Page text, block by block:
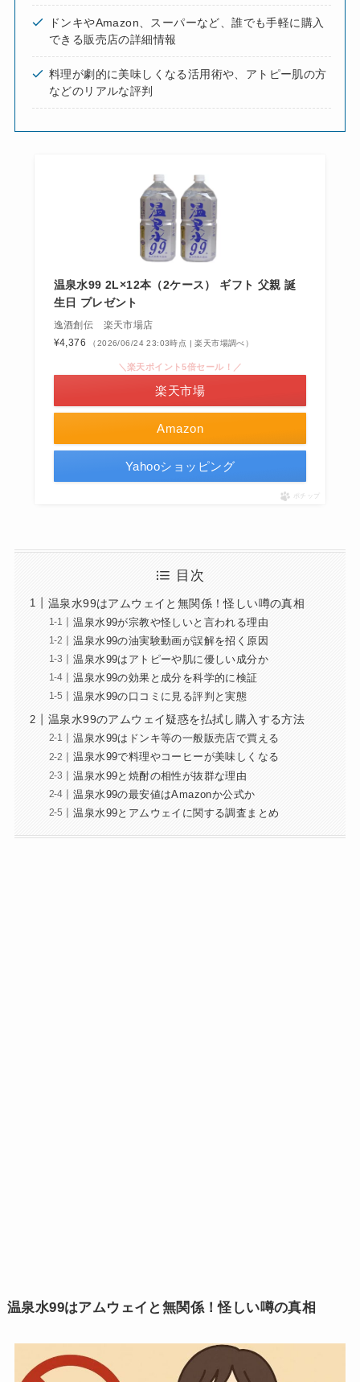
ドンキやAmazon、スーパーなど、誰でも手軽に購入
できる販売店の詳細情報
料理が劇的に美味しくなる活用術や、アトピー肌の方
などのリアルな評判
温泉水99 2L×12本（2ケース） ギフト 父親 誕
生日 プレゼント
逸酒創伝 楽天市場店
¥4,376
（2026/06/24 23:03時点 | 楽天市場調べ）
Amazon
＼楽天ポイント5倍セール！／
楽天市場
Yahooショッピング
ポチップ
目次
温泉水99はアムウェイと無関係！怪しい噂の真相
温泉水99が宗教や怪しいと言われる理由
温泉水99の油実験動画が誤解を招く原因
温泉水99はアトピーや肌に優しい成分か
温泉水99の効果と成分を科学的に検証
温泉水99の口コミに見る評判と実態
温泉水99のアムウェイ疑惑を払拭し購入する方法
温泉水99はドンキ等の一般販売店で買える
温泉水99で料理やコーヒーが美味しくなる
温泉水99と焼酎の相性が抜群な理由
温泉水99の最安値はAmazonか公式か
温泉水99とアムウェイに関する調査まとめ
温泉水99はアムウェイと無関係！怪しい噂の真相